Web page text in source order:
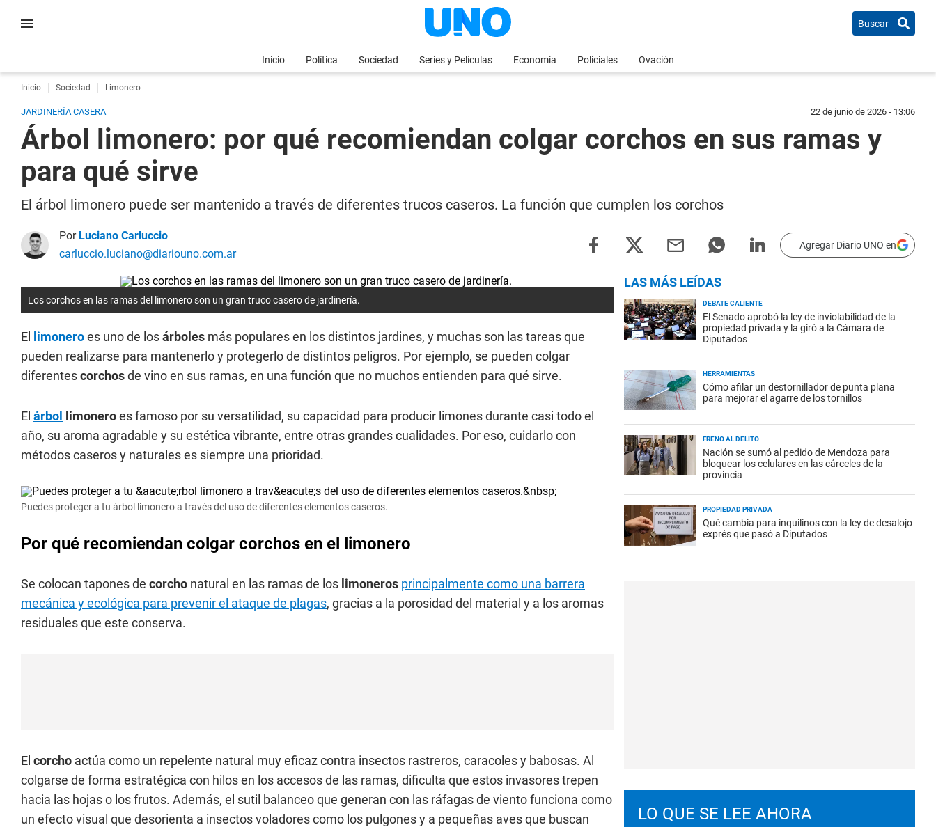
Buscar
Inicio Política Sociedad Series y Películas Economia Policiales Ovación
Inicio Sociedad Limonero
JARDINERÍA CASERA 22 de junio de 2026 - 13:06
Árbol limonero: por qué recomiendan colgar corchos en sus ramas y
para qué sirve
El árbol limonero puede ser mantenido a través de diferentes trucos caseros. La función que cumplen los corchos
Por Luciano Carluccio
carluccio.luciano@diariouno.com.ar
Agregar Diario UNO en
Los corchos en las ramas del limonero son un gran truco casero de jardinería.
El limoneroes uno de losárboles más populares en los distintos jardines, y muchas son las tareas que
pueden realizarse para mantenerlo y protegerlo de distintos peligros. Por ejemplo, se pueden colgar
diferentescorchosde vino en sus ramas, en una función que no muchos entienden para qué sirve.
El árbol limoneroes famoso por su versatilidad, su capacidad para producir limones durante casi todo el
año, su aroma agradable y su estética vibrante, entre otras grandes cualidades. Por eso, cuidarlo con
métodos caseros y naturales es siempre una prioridad.
Puedes proteger a tu árbol limonero a través del uso de diferentes elementos caseros.
Por qué recomiendan colgar corchos en el limonero
Se colocan tapones de corcho natural en las ramas de los limoneros principalmente como una barrera
mecánica y ecológica para prevenir el ataque de plagas, gracias a la porosidad del material y a los aromas
residuales que este conserva.
El corcho actúa como un repelente natural muy eficaz contra insectos rastreros, caracoles y babosas. Al
colgarse de forma estratégica con hilos en los accesos de las ramas, dificulta que estos invasores trepen
hacia las hojas o los frutos. Además, el sutil balanceo que generan con las ráfagas de viento funciona como
un efecto visual que desorienta a insectos voladores como los pulgones y a pequeñas aves que buscan
LAS MÁS LEÍDAS
DEBATE CALIENTE
El Senado aprobó la ley de inviolabilidad de la
propiedad privada y la giró a la Cámara de
Diputados
HERRAMIENTAS
Cómo afilar un destornillador de punta plana
para mejorar el agarre de los tornillos
FRENO AL DELITO
Nación se sumó al pedido de Mendoza para
bloquear los celulares en las cárceles de la
provincia
PROPIEDAD PRIVADA
Qué cambia para inquilinos con la ley de desalojo
exprés que pasó a Diputados
LO QUE SE LEE AHORA